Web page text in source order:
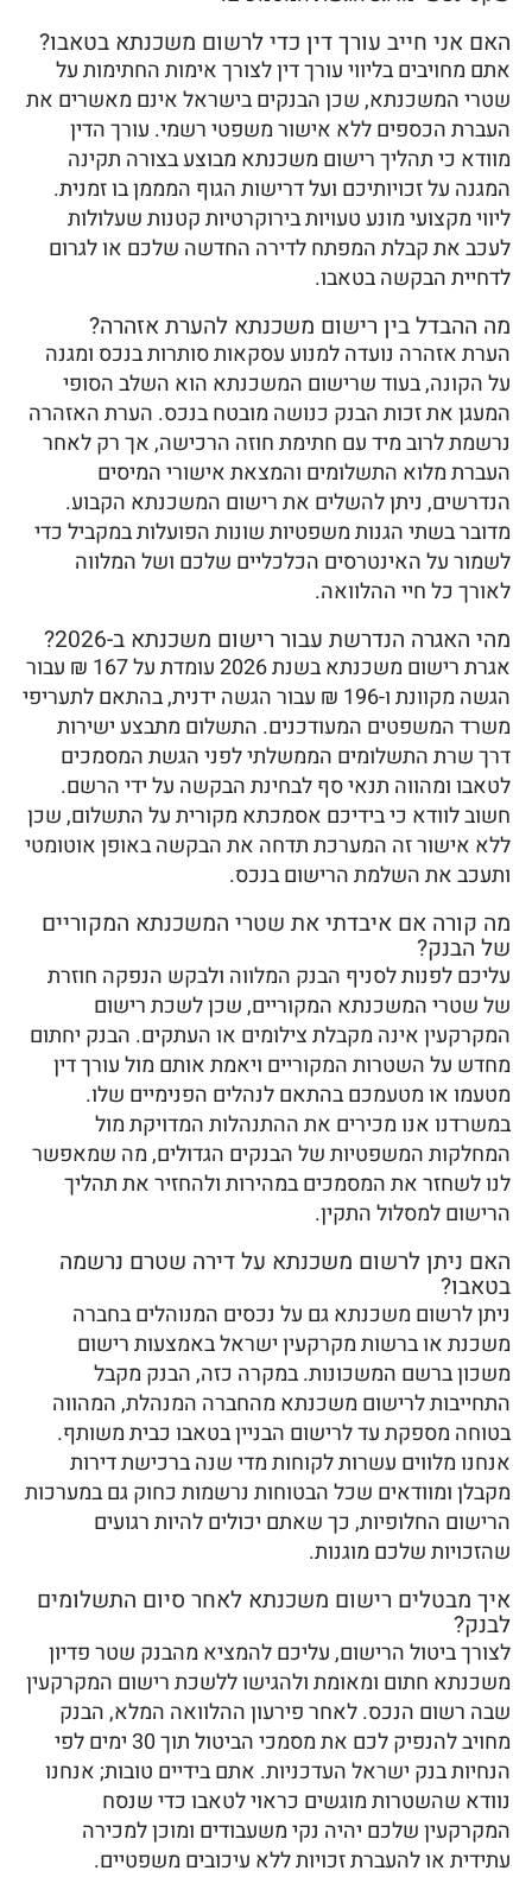
האם אני חייב עורך דין כדי לרשום משכנתא בטאבו?
אתם מחויבים בליווי עורך דין לצורך אימות החתימות על
שטרי המשכנתא, שכן הבנקים בישראל אינם מאשרים את
העברת הכספים ללא אישור משפטי רשמי. עורך הדין
מוודא כי תהליך רישום משכנתא מבוצע בצורה תקינה
המגנה על זכויותיכם ועל דרישות הגוף המממן בו זמנית.
ליווי מקצועי מונע טעויות בירוקרטיות קטנות שעלולות
לעכב את קבלת המפתח לדירה החדשה שלכם או לגרום
לדחיית הבקשה בטאבו.
מה ההבדל בין רישום משכנתא להערת אזהרה?
הערת אזהרה נועדה למנוע עסקאות סותרות בנכס ומגנה
על הקונה, בעוד שרישום המשכנתא הוא השלב הסופי
המעגן את זכות הבנק כנושה מובטח בנכס. הערת האזהרה
נרשמת לרוב מיד עם חתימת חוזה הרכישה, אך רק לאחר
העברת מלוא התשלומים והמצאת אישורי המיסים
הנדרשים, ניתן להשלים את רישום המשכנתא הקבוע.
מדובר בשתי הגנות משפטיות שונות הפועלות במקביל כדי
לשמור על האינטרסים הכלכליים שלכם ושל המלווה
לאורך כל חיי ההלוואה.
מהי האגרה הנדרשת עבור רישום משכנתא ב-2026?
אגרת רישום משכנתא בשנת 2026 עומדת על 167 ₪ עבור
הגשה מקוונת ו-196 ₪ עבור הגשה ידנית, בהתאם לתעריפי
משרד המשפטים המעודכנים. התשלום מתבצע ישירות
דרך שרת התשלומים הממשלתי לפני הגשת המסמכים
לטאבו ומהווה תנאי סף לבחינת הבקשה על ידי הרשם.
חשוב לוודא כי בידיכם אסמכתא מקורית על התשלום, שכן
ללא אישור זה המערכת תדחה את הבקשה באופן אוטומטי
ותעכב את השלמת הרישום בנכס.
מה קורה אם איבדתי את שטרי המשכנתא המקוריים
של הבנק?
עליכם לפנות לסניף הבנק המלווה ולבקש הנפקה חוזרת
של שטרי המשכנתא המקוריים, שכן לשכת רישום
המקרקעין אינה מקבלת צילומים או העתקים. הבנק יחתום
מחדש על השטרות המקוריים ויאמת אותם מול עורך דין
מטעמו או מטעמכם בהתאם לנהלים הפנימיים שלו.
במשרדנו אנו מכירים את ההתנהלות המדויקת מול
המחלקות המשפטיות של הבנקים הגדולים, מה שמאפשר
לנו לשחזר את המסמכים במהירות ולהחזיר את תהליך
הרישום למסלול התקין.
האם ניתן לרשום משכנתא על דירה שטרם נרשמה
בטאבו?
ניתן לרשום משכנתא גם על נכסים המנוהלים בחברה
משכנת או ברשות מקרקעין ישראל באמצעות רישום
משכון ברשם המשכונות. במקרה כזה, הבנק מקבל
התחייבות לרישום משכנתא מהחברה המנהלת, המהווה
בטוחה מספקת עד לרישום הבניין בטאבו כבית משותף.
אנחנו מלווים עשרות לקוחות מדי שנה ברכישת דירות
מקבלן ומוודאים שכל הבטוחות נרשמות כחוק גם במערכות
הרישום החלופיות, כך שאתם יכולים להיות רגועים
שהזכויות שלכם מוגנות.
איך מבטלים רישום משכנתא לאחר סיום התשלומים
לבנק?
לצורך ביטול הרישום, עליכם להמציא מהבנק שטר פדיון
משכנתא חתום ומאומת ולהגישו ללשכת רישום המקרקעין
שבה רשום הנכס. לאחר פירעון ההלוואה המלא, הבנק
מחויב להנפיק לכם את מסמכי הביטול תוך 30 ימים לפי
הנחיות בנק ישראל העדכניות. אתם בידיים טובות; אנחנו
נוודא שהשטרות מוגשים כראוי לטאבו כדי שנסח
המקרקעין שלכם יהיה נקי משעבודים ומוכן למכירה
עתידית או להעברת זכויות ללא עיכובים משפטיים.